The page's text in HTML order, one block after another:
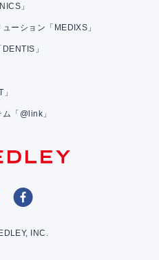
」
ーション「MEDIXS」
」
「@link」
INC.